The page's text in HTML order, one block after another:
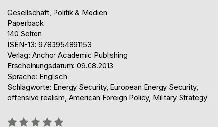
Gesellschaft, Politik & Medien
Paperback
140 Seiten
ISBN-13: 9783954891153
Verlag: Anchor Academic Publishing
Erscheinungsdatum: 09.08.2013
Sprache: Englisch
Schlagworte: Energy Security, European Energy Security,
offensive realism, American Foreign Policy, Military Strategy
Bewertung::